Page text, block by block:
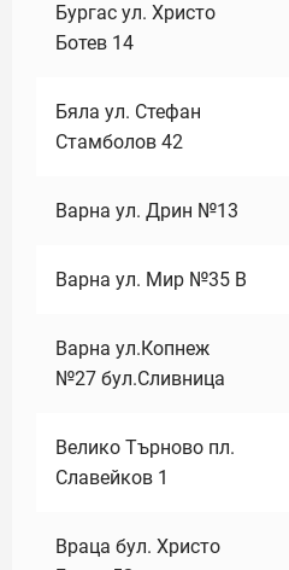
Бургас ул. Христо
Ботев 14
Бяла ул. Стефан
Стамболов 42
Варна ул. Дрин №13
Варна ул. Мир №35 В
Варна ул.Копнеж
№27 бул.Сливница
Велико Търново пл.
Славейков 1
Враца бул. Христо